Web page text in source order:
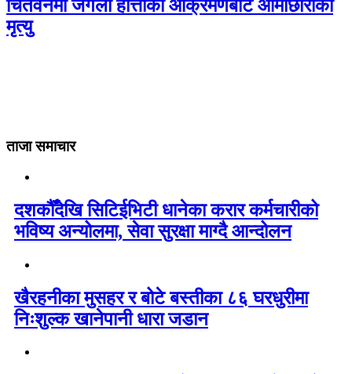
चितवनमा जंगली हात्तीको आक्रमणबाट आमाछोराको
मृत्यु
ताजा समाचार
दशकौँदेखि सिटिईभिटी धानेका करार कर्मचारीको
भविष्य अन्योलमा, सेवा सुरक्षा माग्दै आन्दोलन
खैरहनीका मुसहर र बोटे बस्तीका ८६ घरधुरीमा
निःशुल्क खानेपानी धारा जडान